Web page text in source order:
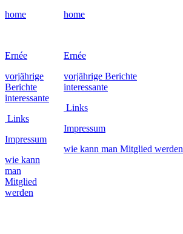
home
Ernée
vorjährige
Berichte
interessante
Links
Impressum
wie kann
man
Mitglied
werden
home
Ernée
vorjährige Berichte
interessante
Links
Impressum
wie kann man Mitglied werden